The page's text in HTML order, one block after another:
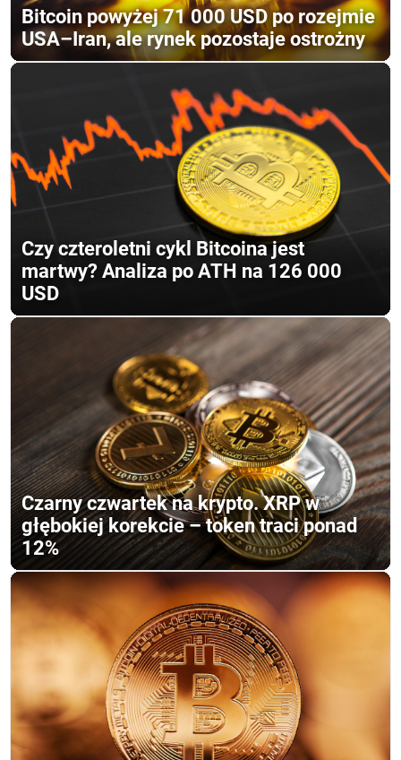
Bitcoin powyżej 71 000 USD po rozejmie
USA–Iran, ale rynek pozostaje ostrożny
Czy czteroletni cykl Bitcoina jest
martwy? Analiza po ATH na 126 000
USD
Czarny czwartek na krypto. XRP w
głębokiej korekcie – token traci ponad
12%